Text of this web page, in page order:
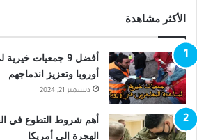
الأكثر مشاهدة
أفضل 9 جمعيات
أوروبا وتعزيز اندماجهم
ديسمبر 21, 2024
أهم شروط التطوع في
الهجرة إلى أمريكا